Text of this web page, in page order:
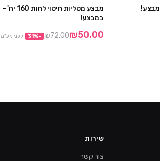
במבצע!
₪50.00
₪72.00
−
31% לפני מע"מ
שירות
צור קשר